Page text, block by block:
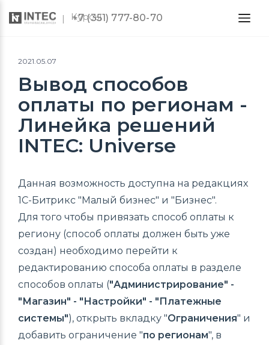
Курсы
+7 (351) 777-80-70
2021.05.07
Вывод способов
оплаты по регионам -
Линейка решений
INTEC: Universe
Данная возможность доступна на редакциях
1С-Битрикс "Малый бизнес" и "Бизнес".
Для того чтобы привязать способ оплаты к
региону (способ оплаты должен быть уже
создан) необходимо перейти к
редактированию способа оплаты в разделе
способов оплаты ("Администрирование" -
"Магазин" - "Настройки" - "Платежные
системы"), открыть вкладку "Ограничения" и
добавить ограничение "по регионам", в